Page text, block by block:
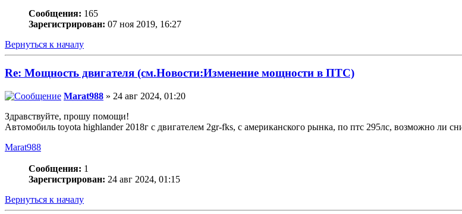
Сообщения: 165
Зарегистрирован: 07 ноя 2019, 16:27
Вернуться к началу
Re: Мощность двигателя (см.Новости:Изменение мощности в ПТС)
Marat988 » 24 авг 2024, 01:20
Здравствуйте, прошу помощи!
Автомобиль toyota highlander 2018г с двигателем 2gr-fks, с американского рынка, по птс 295лс, возможно ли
Marat988
Сообщения: 1
Зарегистрирован: 24 авг 2024, 01:15
Вернуться к началу